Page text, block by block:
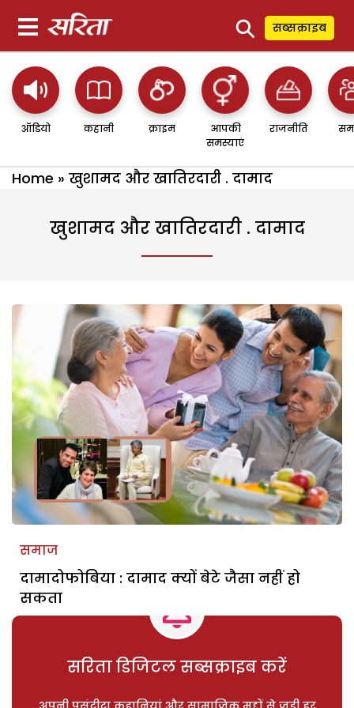
⚲ सब्सक्राइब
ऑडियो कहानी क्राइम
आपकी
समस्याएं
राजनीति
Home » खुशामद और खातिरदारी . दामाद
खुशामद और खातिरदारी . दामाद
समाज
दामादोफोबिया : दामाद क्यों बेटे जैसा नहीं हो
सकता
सरिता डिजिटल सब्सक्राइब करें